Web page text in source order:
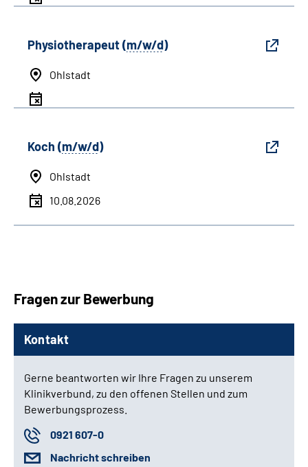
Physiotherapeut (m/w/d)
Ohlstadt
Koch (m/w/d)
Ohlstadt
10.08.2026
Fragen zur Bewerbung
Kontakt
Gerne beantworten wir Ihre Fragen zu unserem
Klinikverbund, zu den offenen Stellen und zum
Bewerbungsprozess.
0921 607-0
Nachricht schreiben